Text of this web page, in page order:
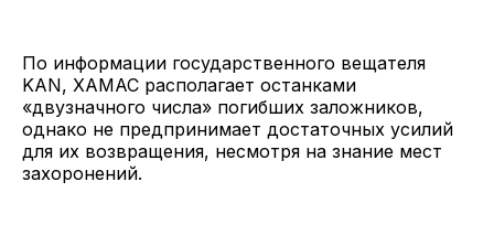
По информации государственного вещателя
KAN, ХАМАС располагает останками
«двузначного числа» погибших заложников,
однако не предпринимает достаточных усилий
для их возвращения, несмотря на знание мест
захоронений.